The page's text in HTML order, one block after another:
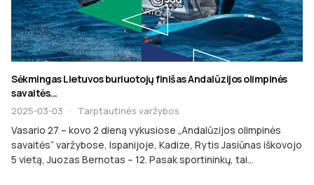
Sėkmingas Lietuvos buriuotojų finišas Andalūzijos olimpinės
savaitės...
2025-03-03 · Tarptautinės varžybos
Vasario 27 – kovo 2 dieną vykusiose „Andalūzijos olimpinės
savaitės“ varžybose, Ispanijoje, Kadize, Rytis Jasiūnas iškovojo
5 vietą, Juozas Bernotas – 12. Pasak sportininkų, tai...